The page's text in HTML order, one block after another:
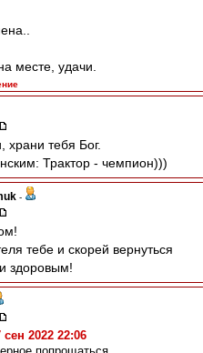
месте, удачи.
храни тебя Бог.
Трактор - чемпион)))
-
тебе и скорей вернуться
здоровым!
2022 22:06